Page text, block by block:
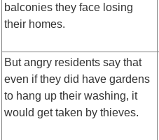
balconies they face losing
their homes.
But angry residents say that
even if they did have gardens
to hang up their washing, it
would get taken by thieves.